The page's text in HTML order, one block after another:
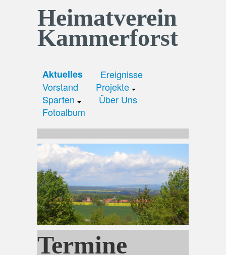
Heimatverein
Kammerforst
Aktuelles
Ereignisse
Vorstand
Projekte
Sparten
Über Uns
Fotoalbum
Termine